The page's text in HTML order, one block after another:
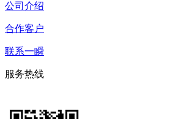
公司介绍
合作客户
联系一瞬
服务热线